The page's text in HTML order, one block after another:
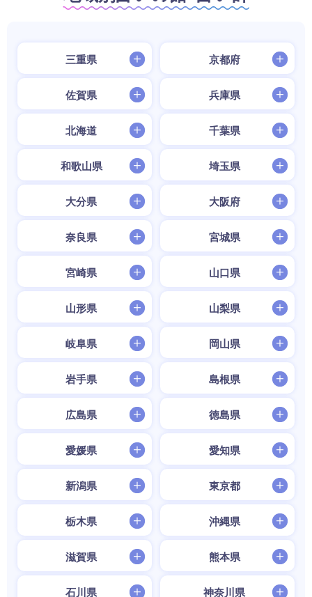
三重県 京都府
佐賀県 兵庫県
北海道 千葉県
和歌山県 埼玉県
大分県 大阪府
奈良県 宮城県
宮崎県 山口県
山形県 山梨県
岐阜県 岡山県
岩手県 島根県
広島県 徳島県
愛媛県 愛知県
新潟県 東京都
栃木県 沖縄県
滋賀県 熊本県
石川県 神奈川県